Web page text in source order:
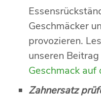
Geschmäcker
provozieren.
unseren Beitrag
Geschmack auf
Zahnersatz